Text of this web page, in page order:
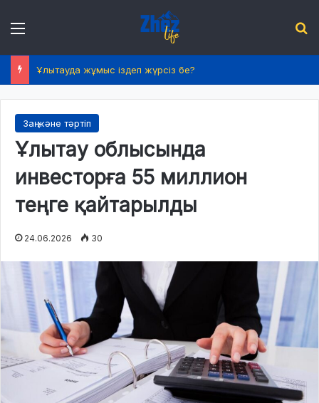
Ұлытауда жұмыс іздеп жүрсіз бе?
Заң және тәртіп
Ұлытау облысында
инвесторға 55 миллион
теңге қайтарылды
24.06.2026 30